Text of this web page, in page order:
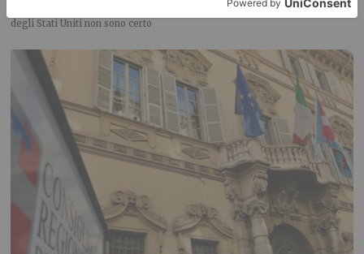
IL PUNTASPILLI di Luca Martina Il principale patrimonio strategico
degli Stati Uniti non sono certo